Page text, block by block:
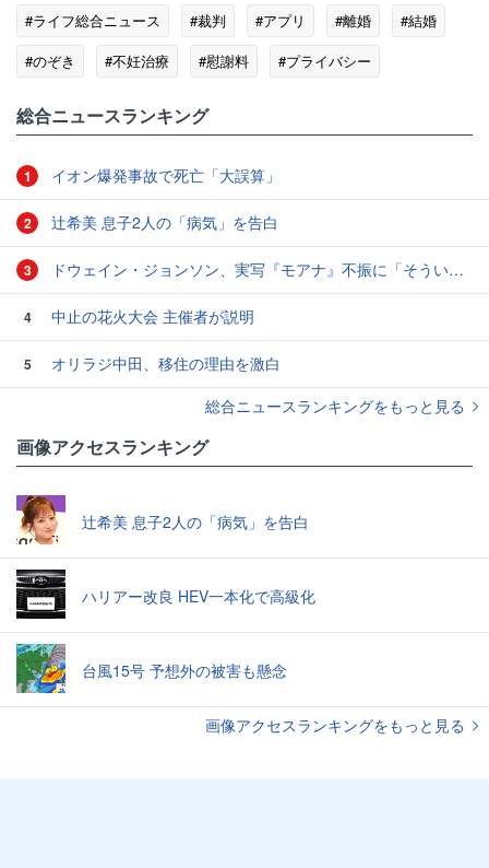
#ライフ総合ニュース #裁判 #アプリ #離婚
#結婚
#のぞき
#不妊治療 #慰謝料 #プライバシー
総合ニュースランキング
1 イオン爆発事故で死亡「大誤算」
2 辻希美 息子2人の「病気」を告白
3 ドウェイン・ジョンソン、実写『モアナ』不振に「そういうこともある」と本音
4 中止の花火大会 主催者が説明
5
オリラジ中田、移住の理由を激白
総合ニュースランキングをもっと見る
画像アクセスランキング
辻希美 息子2人の「病気」を告白
ハリアー改良 HEV一本化で高級化
台風15号 予想外の被害も懸念
画像アクセスランキングをもっと見る